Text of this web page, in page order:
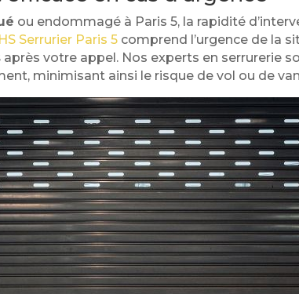
ou endommagé à Paris 5, la rapidité
HS Serrurier Paris 5 comprend l’urgence de la
après votre appel. Nos experts en serrurerie
minimisant ainsi le risque de vol ou de